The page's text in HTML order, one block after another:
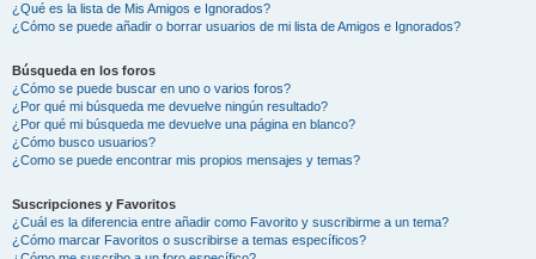
¿Qué es la lista de Mis Amigos e Ignorados?
¿Cómo se puede añadir o borrar usuarios de mi lista de Amigos e Ignorados?
Búsqueda en los foros
¿Cómo se puede buscar en uno o varios foros?
¿Por qué mi búsqueda me devuelve ningún resultado?
¿Por qué mi búsqueda me devuelve una página en blanco?
¿Cómo busco usuarios?
¿Como se puede encontrar mis propios mensajes y temas?
Suscripciones y Favoritos
¿Cuál es la diferencia entre añadir como Favorito y suscribirme a un tema?
¿Cómo marcar Favoritos o suscribirse a temas específicos?